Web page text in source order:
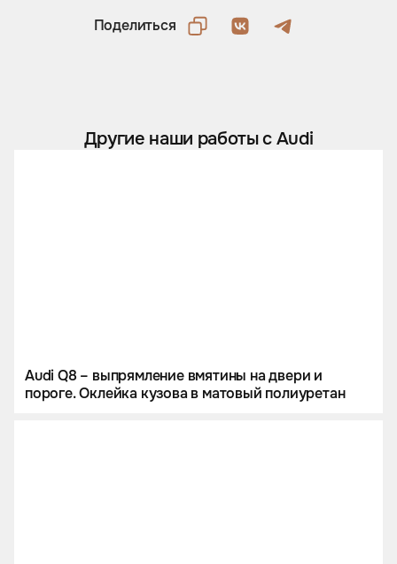
Поделиться
Другие наши работы с Audi
Audi Q8 – выпрямление вмятины на двери и
пороге. Оклейка кузова в матовый полиуретан